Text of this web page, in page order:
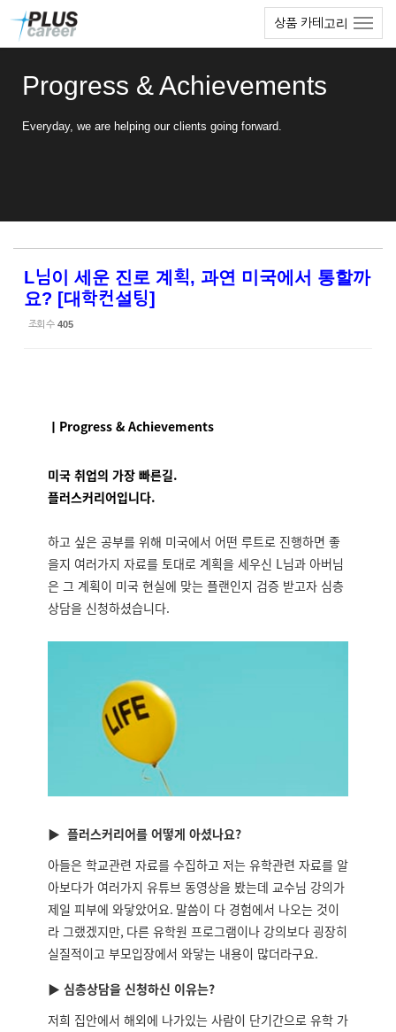
상품 카테고리
Progress & Achievements
Everyday, we are helping our clients going forward.
L님이 세운 진로 계획, 과연 미국에서 통할까
요? [대학컨설팅]
조회 수 405
ㅣProgress & Achievements
미국 취업의 가장 빠른길.
플러스커리어입니다.
하고 싶은 공부를 위해 미국에서 어떤 루트로 진행하면 좋
을지 여러가지 자료를 토대로 계획을 세우신 L님과 아버님
은 그 계획이 미국 현실에 맞는 플랜인지 검증 받고자 심층
상담을 신청하셨습니다.
▶ 플러스커리어를 어떻게 아셨나요?
아들은 학교관련 자료를 수집하고 저는 유학관련 자료를 알
아보다가 여러가지 유튜브 동영상을 봤는데 교수님 강의가
제일 피부에 와닿았어요. 말씀이 다 경험에서 나오는 것이
라 그랬겠지만, 다른 유학원 프로그램이나 강의보다 굉장히
실질적이고 부모입장에서 와닿는 내용이 많더라구요.
▶ 심층상담을 신청하신 이유는?
저희 집안에서 해외에 나가있는 사람이 단기간으로 유학 가